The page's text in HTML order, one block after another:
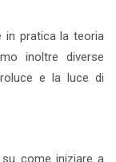
in pratica la teoria
inoltre diverse
e la luce di
su come iniziare a